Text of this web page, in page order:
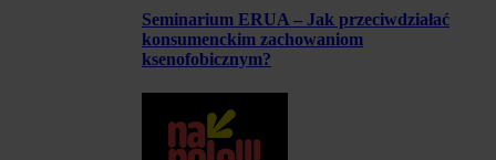
Seminarium ERUA – Jak przeciwdziałać
konsumenckim zachowaniom
ksenofobicznym?